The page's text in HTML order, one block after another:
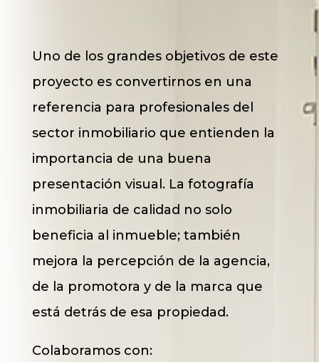
Uno de los grandes objetivos de este
proyecto es convertirnos en una
referencia para profesionales del
sector inmobiliario que entienden la
importancia de una buena
presentación visual. La fotografía
inmobiliaria de calidad no solo
beneficia al inmueble; también
mejora la percepción de la agencia,
de la promotora y de la marca que
está detrás de esa propiedad.
Colaboramos con: